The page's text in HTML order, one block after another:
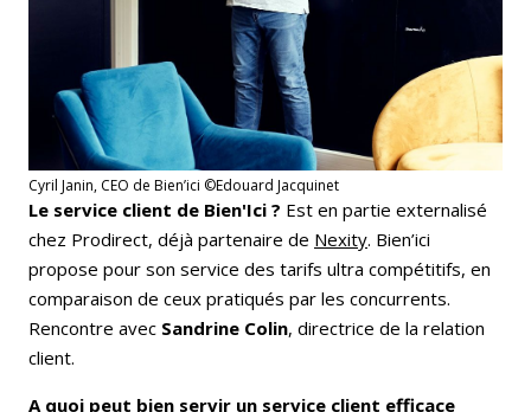
Cyril Janin, CEO de Bien’ici ©Edouard Jacquinet
Le service client de Bien'Ici ? Est en partie externalisé
chez Prodirect, déjà partenaire de Nexity. Bien’ici
propose pour son service des tarifs ultra compétitifs, en
comparaison de ceux pratiqués par les concurrents.
Rencontre avec Sandrine Colin, directrice de la relation
client.
A quoi peut bien servir un service client efficace